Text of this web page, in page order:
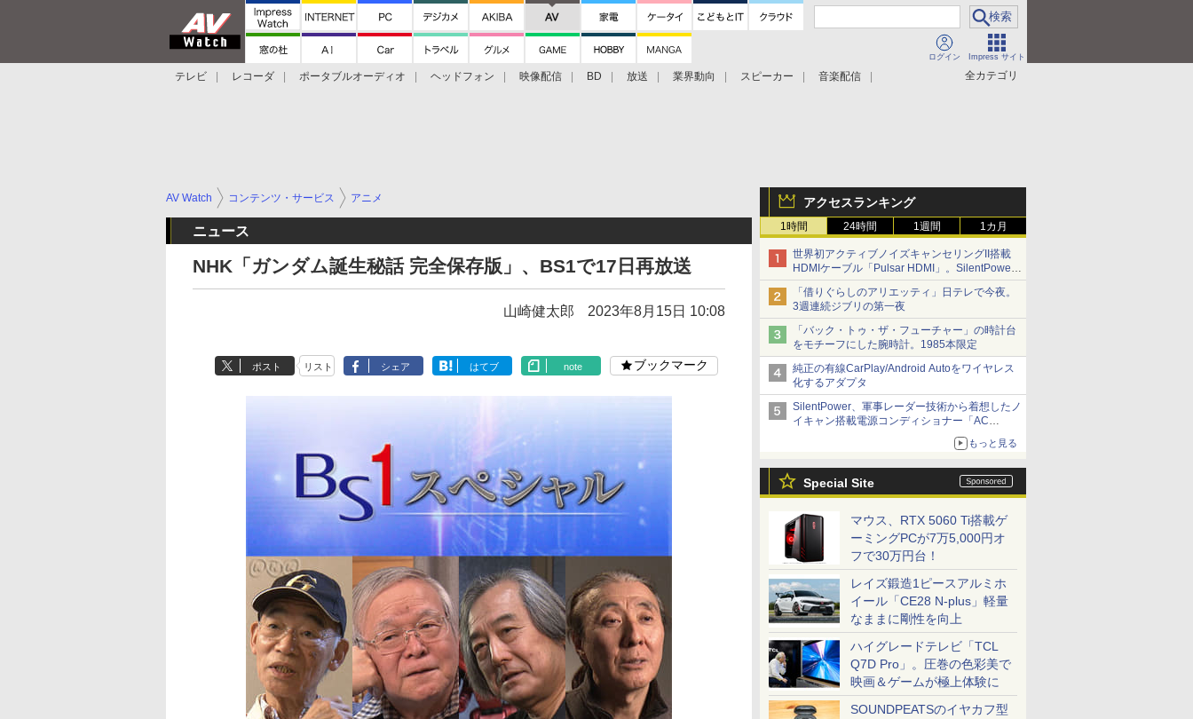
ログイン Impress サイト
全カテゴリ
テレビ レコーダ ポータブルオーディオ ヘッドフォン 映像配信 BD 放送 業界動向 スピーカー
音楽配信
アクセスランキング
1時間 24時間 1週間 1カ月
世界初アクティブノイズキャンセリングII搭載
HDMIケーブル「Pulsar HDMI」。SilentPower
から
「借りぐらしのアリエッティ」日テレで今夜。
3週連続ジブリの第一夜
「バック・トゥ・ザ・フューチャー」の時計台
をモチーフにした腕時計。1985本限定
純正の有線CarPlay/Android Autoをワイヤレス
化するアダプタ
SilentPower、軍事レーダー技術から着想したノ
イキャン搭載電源コンディショナー「AC
もっと見る
Special Site
マウス、RTX 5060 Ti搭載ゲ
ーミングPCが7万5,000円オ
フで30万円台！
レイズ鍛造1ピースアルミホ
イール「CE28 N-plus」軽量
なままに剛性を向上
ハイグレードテレビ「TCL
Q7D Pro」。圧巻の色彩美で
映画＆ゲームが極上体験に
SOUNDPEATSのイヤカフ型
AV Watch コンテンツ・サービス アニメ
ニュース
NHK「ガンダム誕生秘話 完全保存版」、BS1で17日再放送
山崎健太郎 2023年8月15日 10:08
ポスト リスト シェア はてブ note ブックマーク